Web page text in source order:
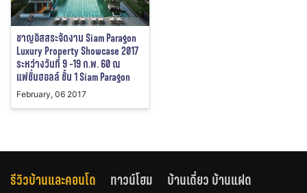
ชาญอิสสระจัดงาน Siam Paragon
Luxury Property Showcase 2017
ระหว่างวันที่ 9 -19 ก.พ. 60 ณ
แฟชั่นฮอลล์ ชั้น 1 Siam Paragon
February, 06 2017
รีวิวบ้านและคอนโด ทาวน์โฮม
บ้านเดี่ยว บ้านแฝด